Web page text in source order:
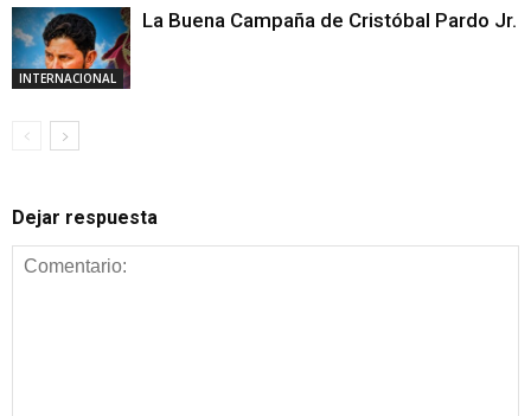
INTERNACIONAL
La Buena Campaña de Cristóbal Pardo Jr.
Dejar respuesta